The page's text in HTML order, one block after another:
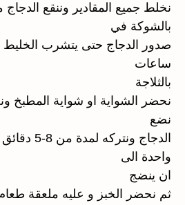
نخلط جميع المقادير وننقع
بالشوكة في
صدور الدجاج حتى يتشرب الخليط
ساعات
بالثلاجة
نحضر الشواية او شواية المطبخ
نضع
الدجاج
واحدة الى
ان ينضج
ثم نحضر الخبز و عليه ملعقة